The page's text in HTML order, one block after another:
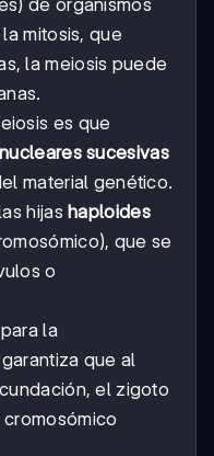
mitosis, que
la meiosis puede
es que
sucesivas
material genético.
hijashaploides
que se
o
la
que al
el zigoto